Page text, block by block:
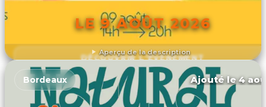
Aperçu de la description
LE 9 AOÛT 2026
DÉCOUVRIR L'ÉVÉNEMENT
Bordeaux Ajouté le 4